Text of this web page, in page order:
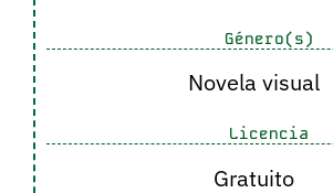
Género(s)
Novela visual
Licencia
Gratuito